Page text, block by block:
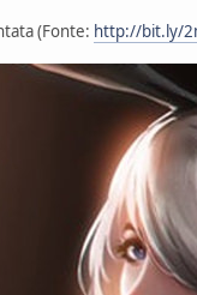
(Fonte: http://bit.ly/